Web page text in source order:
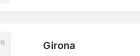
Girona